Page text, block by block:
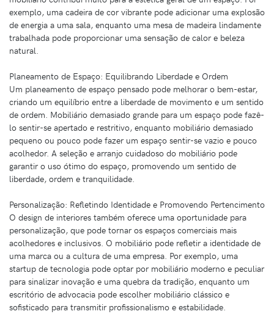
exemplo, uma cadeira de cor vibrante pode adicionar uma explosão
de energia a uma sala, enquanto uma mesa de madeira lindamente
trabalhada pode proporcionar uma sensação de calor e beleza
natural.
Planeamento de Espaço: Equilibrando Liberdade e Ordem
Um planeamento de espaço pensado pode melhorar o bem-estar,
criando um equilíbrio entre a liberdade de movimento e um sentido
de ordem. Mobiliário demasiado grande para um espaço pode fazê-
lo sentir-se apertado e restritivo, enquanto mobiliário demasiado
pequeno ou pouco pode fazer um espaço sentir-se vazio e pouco
acolhedor. A seleção e arranjo cuidadoso do mobiliário pode
garantir o uso ótimo do espaço, promovendo um sentido de
liberdade, ordem e tranquilidade.
Personalização: Refletindo Identidade e Promovendo Pertencimento
O design de interiores também oferece uma oportunidade para
personalização, que pode tornar os espaços comerciais mais
acolhedores e inclusivos. O mobiliário pode refletir a identidade de
uma marca ou a cultura de uma empresa. Por exemplo, uma
startup de tecnologia pode optar por mobiliário moderno e peculiar
para sinalizar inovação e uma quebra da tradição, enquanto um
escritório de advocacia pode escolher mobiliário clássico e
sofisticado para transmitir profissionalismo e estabilidade.